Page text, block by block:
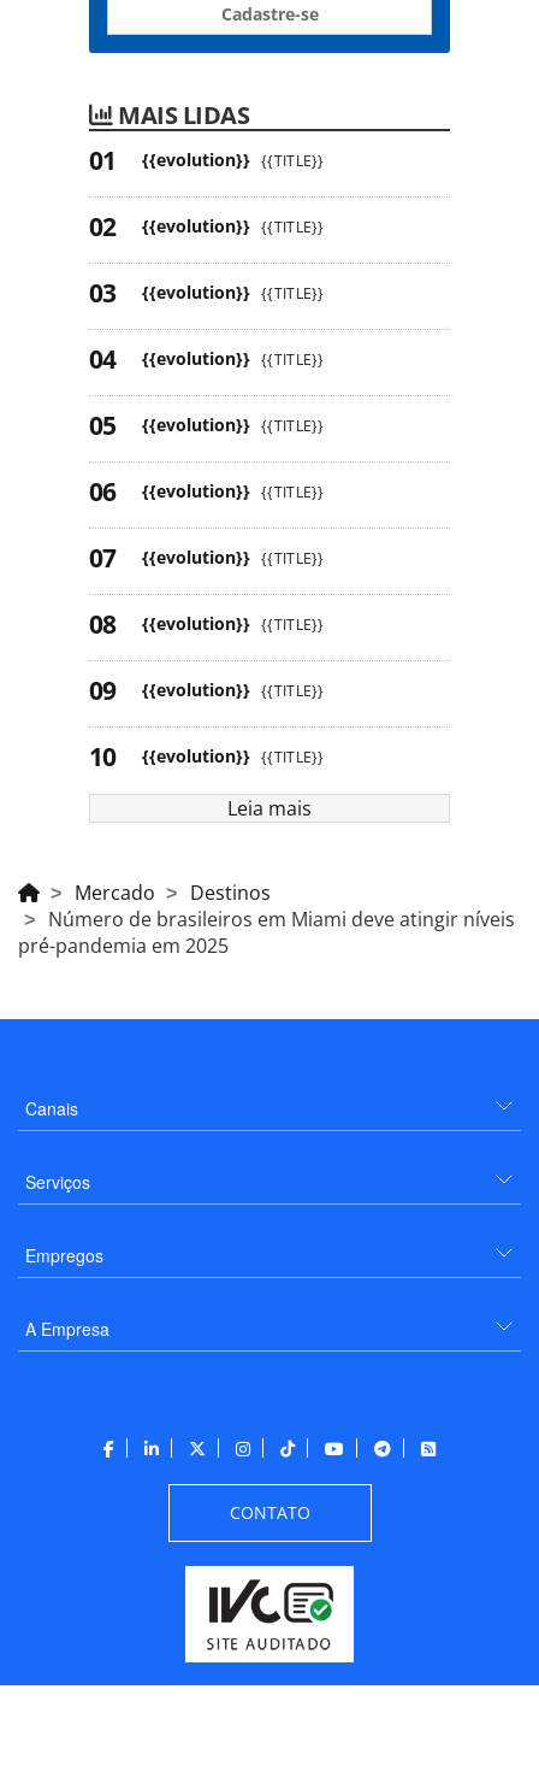
Cadastre-se
MAIS LIDAS
{{evolution}} {{TITLE}}
{{evolution}} {{TITLE}}
{{evolution}} {{TITLE}}
{{evolution}} {{TITLE}}
{{evolution}} {{TITLE}}
{{evolution}} {{TITLE}}
{{evolution}} {{TITLE}}
{{evolution}} {{TITLE}}
{{evolution}} {{TITLE}}
{{evolution}} {{TITLE}}
Leia mais
Mercado
Destinos
Número de brasileiros em Miami deve atingir níveis
pré-pandemia em 2025
Canais
Serviços
Empregos
A Empresa
CONTATO